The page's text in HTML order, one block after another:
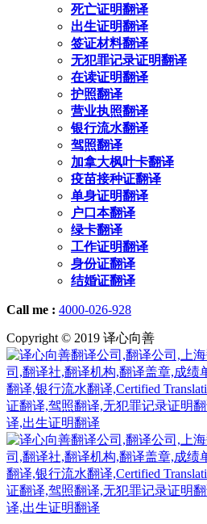
死亡证明翻译
出生证明翻译
签证材料翻译
无犯罪记录证明翻译
在读证明翻译
护照翻译
营业执照翻译
银行流水翻译
驾照翻译
加拿大枫叶卡翻译
疫苗接种证翻译
单身证明翻译
户口本翻译
绿卡翻译
工作证明翻译
身份证翻译
结婚证翻译
Call me : 4000-026-928
Copyright © 2019 译心向善